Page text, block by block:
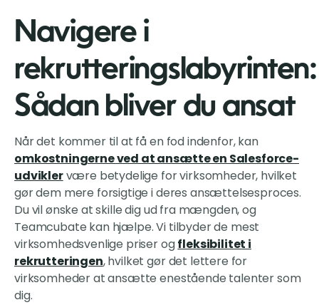
Navigere i
rekrutteringslabyrinten:
Sådan bliver du ansat
Når det kommer til at få en fod indenfor, kan
omkostningerne ved at ansætte en Salesforce-
udviklervære betydelige for virksomheder, hvilket
gør dem mere forsigtige i deres ansættelsesproces.
Du vil ønske at skille dig ud fra mængden, og
Teamcubate kan hjælpe. Vi tilbyder de mest
virksomhedsvenlige priser ogfleksibilitet i
rekrutteringen, hvilket gør det lettere for
virksomheder at ansætte enestående talenter som
dig.